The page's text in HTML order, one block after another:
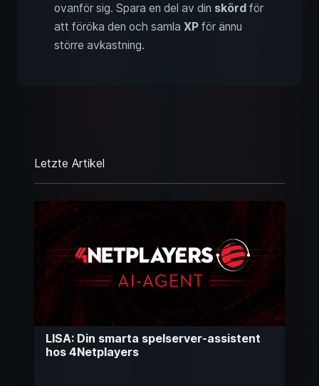
ovanför sig. Spara en del av din skörd för
att föröka den och samla XP för ännu
större avkastning.
Letzte Artikel
LISA: Din smarta spelserver-assistent
hos 4Netplayers